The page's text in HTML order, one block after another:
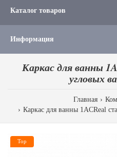
Каталог товаров
Информация
Каркас для ванны
угловых
Главная
Каркас для ванны 1ACReal
Top